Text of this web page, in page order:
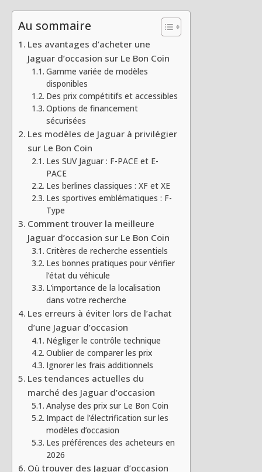
Au sommaire
Les avantages d’acheter une
Jaguar d’occasion sur Le Bon Coin
Gamme variée de modèles
disponibles
Des prix compétitifs et accessibles
Options de financement
sécurisées
Les modèles de Jaguar à privilégier
sur Le Bon Coin
Les SUV Jaguar : F-PACE et E-
PACE
Les berlines classiques : XF et XE
Les sportives emblématiques : F-
Type
Comment trouver la meilleure
Jaguar d’occasion sur Le Bon Coin
Critères de recherche essentiels
Les bonnes pratiques pour vérifier
l’état du véhicule
L’importance de la localisation
dans votre recherche
Les erreurs à éviter lors de l’achat
d’une Jaguar d’occasion
Négliger le contrôle technique
Oublier de comparer les prix
Ignorer les frais additionnels
Les tendances actuelles du
marché des Jaguar d’occasion
Analyse des prix sur Le Bon Coin
Impact de l’électrification sur les
modèles d’occasion
Les préférences des acheteurs en
2026
Où trouver des Jaguar d’occasion